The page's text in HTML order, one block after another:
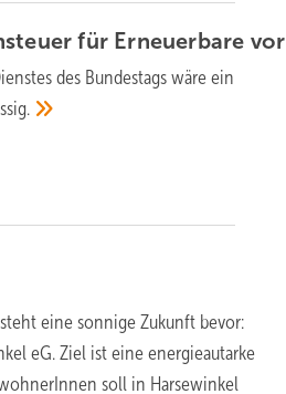
für Erneuerbare vor
des Bundestags wäre ein
eine sonnige Zukunft bevor:
eG. Ziel ist eine energieautarke
soll in Harsewinkel